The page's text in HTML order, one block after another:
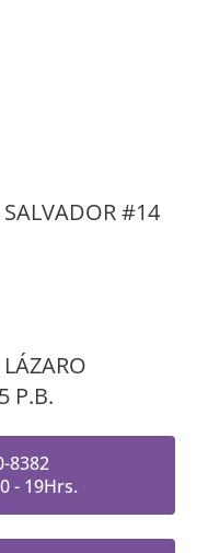
#14
LÁZARO
P.B.
8382
- 19Hrs.